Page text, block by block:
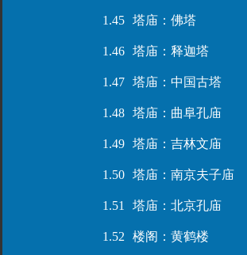
1.45 塔庙：佛塔
1.46 塔庙：释迦塔
1.47 塔庙：中国古塔
1.48 塔庙：曲阜孔庙
1.49 塔庙：吉林文庙
1.50 塔庙：南京夫子庙
1.51 塔庙：北京孔庙
1.52 楼阁：黄鹤楼